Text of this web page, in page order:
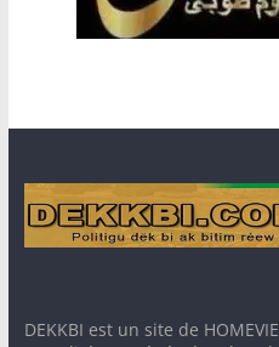
DEKKBI est un site de